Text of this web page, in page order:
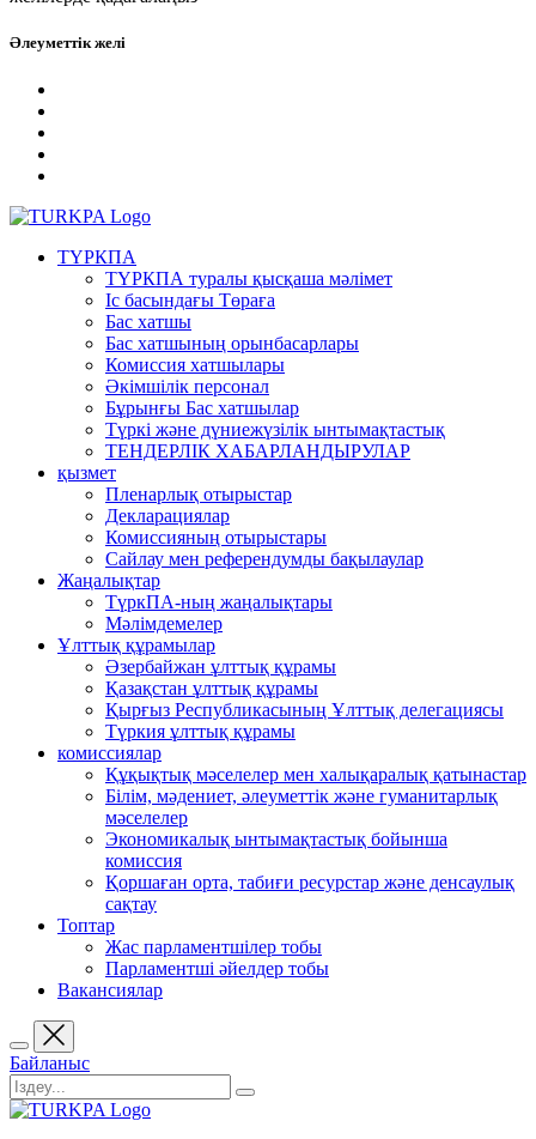
Әлеуметтік желі
ТҮРКПА
ТҮРКПА туралы қысқаша мәлімет
Iс басындағы Төраға
Бас хатшы
Бас хатшының орынбасарлары
Комиссия хатшылары
Әкімшілік персонал
Бұрынғы Бас хатшылар
Түркі және дүниежүзілік ынтымақтастық
ТЕНДЕРЛІК ХАБАРЛАНДЫРУЛАР
қызмет
Пленарлық отырыстар
Декларациялар
Комиссияның отырыстары
Сайлау мен референдумды бақылаулар
Жаңалықтар
ТүркПА-ның жаңалықтары
Мәлімдемелер
Ұлттық құрамылар
Әзербайжан ұлттық құрамы
Қазақстан ұлттық құрамы
Қырғыз Республикасының Ұлттық делегациясы
Түркия ұлттық құрамы
комиссиялар
Құқықтық мәселелер мен халықаралық қатынастар
Білім, мәдениет, әлеуметтік және гуманитарлық
мәселелер
Экономикалық ынтымақтастық бойынша
комиссия
Қоршаған орта, табиғи ресурстар және денсаулық
сақтау
Топтар
Жас парламентшілер тобы
Парламентші әйелдер тобы
Вакансиялар
Байланыс